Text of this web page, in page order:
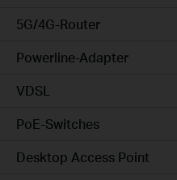
5G/4G-Router
Powerline-Adapter
VDSL
PoE-Switches
Desktop Access Point